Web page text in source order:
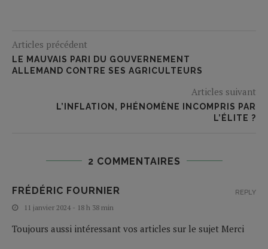
Articles précédent
LE MAUVAIS PARI DU GOUVERNEMENT
ALLEMAND CONTRE SES AGRICULTEURS
Articles suivant
L’INFLATION, PHÉNOMÈNE INCOMPRIS PAR
L’ÉLITE ?
2 COMMENTAIRES
FRÉDÉRIC FOURNIER
11 janvier 2024 - 18 h 38 min
Toujours aussi intéressant vos articles sur le sujet Merci
REPLY